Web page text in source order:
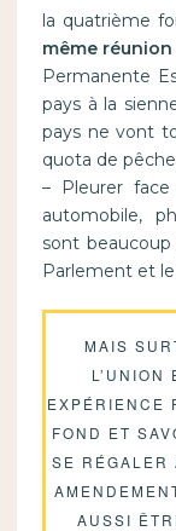
la quatrième
même réunion
Permanente
pays à la
pays ne vont
quota de
– Pleurer
automobile,
sont
Parlement et
MAIS
L’UNION
EXPÉRIENCE
FOND ET
SE RÉGALER
AUSSI